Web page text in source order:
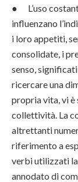
● L’uso
influenzano
i loro appetiti,
consolidate, i
senso,
ricercare una
propria vita, vi è
collettività. La
altrettanti
riferimento a
verbi utilizzati
annodato di